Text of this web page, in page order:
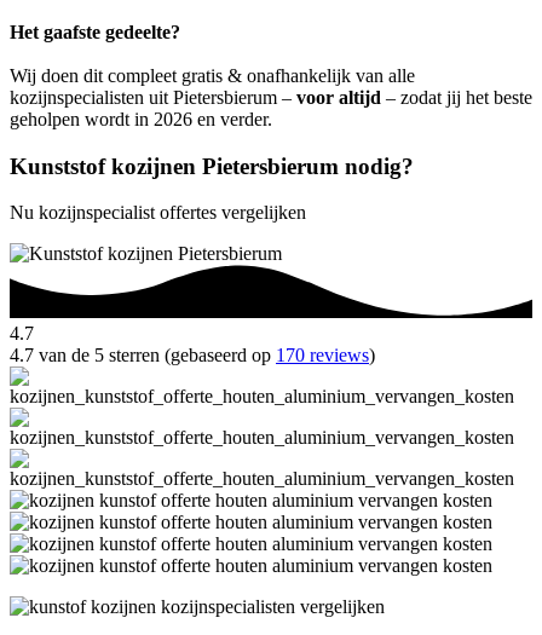
Het gaafste gedeelte?
Wij doen dit compleet gratis & onafhankelijk van alle
kozijnspecialisten uit Pietersbierum – voor altijd – zodat jij het beste
geholpen wordt in 2026 en verder.
Kunststof kozijnen Pietersbierum nodig?
Nu kozijnspecialist offertes vergelijken
4.7
4.7 van de 5 sterren (gebaseerd op 170 reviews)